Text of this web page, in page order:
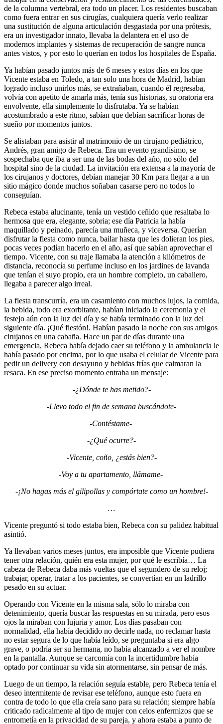
de la columna vertebral, era todo un placer. Los residentes buscaban
como fuera entrar en sus cirugías, cualquiera quería verlo realizar
una sustitución de alguna articulación desgastada por una prótesis,
era un investigador innato, llevaba la delantera en el uso de
modernos implantes y sistemas de recuperación de sangre nunca
antes vistos, y por esto lo querían en todos los hospitales de España.
Ya habían pasado juntos más de 6 meses y estos días en los que
Vicente estaba en Toledo, a tan solo una hora de Madrid, habían
logrado incluso unirlos más, se extrañaban, cuando él regresaba,
volvía con apetito de amarla más, tenía sus historias, su oratoria era
envolvente, ella simplemente lo disfrutaba. Ya se habían
acostumbrado a este ritmo, sabían que debían sacrificar horas de
sueño por momentos juntos.
Se alistaban para asistir al matrimonio de un cirujano pediátrico,
Andrés, gran amigo de Rebeca. Era un evento grandísimo, se
sospechaba que iba a ser una de las bodas del año, no sólo del
hospital sino de la ciudad. La invitación era extensa a la mayoría de
los cirujanos y doctores, debían manejar 30 Km para llegar a a un
sitio mágico donde muchos soñaban casarse pero no todos lo
conseguían.
Rebeca estaba alucinante, tenía un vestido ceñido que resaltaba lo
hermosa que era, elegante, sobria; ese día Patricia la había
maquillado y peinado, parecía una muñeca, y viceversa. Querían
disfrutar la fiesta como nunca, bailar hasta que les dolieran los pies,
pocas veces podían hacerlo en el año, así que sabían aprovechar el
tiempo. Vicente, con su traje llamaba la atención a kilómetros de
distancia, reconocía su perfume incluso en los jardines de lavanda
que tenían el suyo propio, era un hombre completo, un caballero,
llegaba a parecer algo irreal.
La fiesta transcurría, era un casamiento con muchos lujos, la comida,
la bebida, todo era exorbitante, habían iniciado la ceremonia y el
festejo aún con la luz del día y se había terminado con la luz del
siguiente día. ¡Qué fiestón!. Habían pasado la noche con sus amigos
cirujanos en una cabaña. Hace un par de días durante una
emergencia, Rebeca había dejado caer su teléfono y la ambulancia le
había pasado por encima, por lo que usaba el celular de Vicente para
pedir un delivery con desayuno y bebidas frías que calmaran la
resaca. En ese preciso momento entraba un mensaje:
-¿Dónde te has metido?-
-Llevo todo el fin de semana buscándote-
-Contéstame-
-¿Qué ocurre?-
-Vicente, coño, ¿estás bien?-
-Voy a tu apartamento, llámame-
-¡No hagas más el gilipollas y compórtate como un hombre!-
…
Vicente preguntó si todo estaba bien, Rebeca con su palidez habitual
asintió.
Ya llevaban varios meses juntos, era imposible que Vicente pudiera
tener otra relación, quién era esta mujer, por qué le escribía… La
cabeza de Rebeca daba más vueltas que el segundero de su reloj;
trabajar, operar, tratar a los pacientes, se convertían en un ladrillo
pesado en su actuar.
Operando con Vicente en la misma sala, sólo lo miraba con
detenimiento, quería buscar las respuestas en su mirada, pero esos
ojos la miraban con lujuria y amor. Los días pasaban con
normalidad, ella había decidido no decirle nada, no reclamar hasta
no estar segura de lo que había leído, se preguntaba si era algo
grave, o podría ser su hermana, no había alcanzado a ver el nombre
en la pantalla. Aunque se carcomía con la incertidumbre había
optado por continuar su vida sin atormentarse, sin pensar de más.
Luego de un tiempo, la relación seguía estable, pero Rebeca tenía el
deseo intermitente de revisar ese teléfono, aunque esto fuera en
contra de todo lo que ella creía sano para su relación; siempre había
criticado radicalmente al tipo de mujer con celos enfermizos que se
entrometía en la privacidad de su pareja, y ahora estaba a punto de